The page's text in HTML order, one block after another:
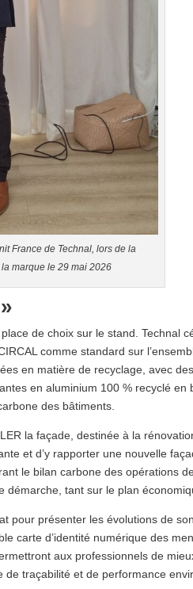
France de Technal, lors de la
marque le 29 mai 2026
de choix sur le stand. Technal
comme standard sur
en matière de recyclage, avec
en aluminium 100 % recyclé en
des bâtiments.
la façade, destinée à la
et d’y rapporter une nouvelle
le bilan carbone des opérations
tant sur le plan
pour présenter les évolutions de
carte d’identité numérique des
aux professionnels de
traçabilité et de performance